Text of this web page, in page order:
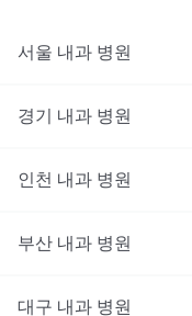
서울 내과 병원
경기 내과 병원
인천 내과 병원
부산 내과 병원
대구 내과 병원